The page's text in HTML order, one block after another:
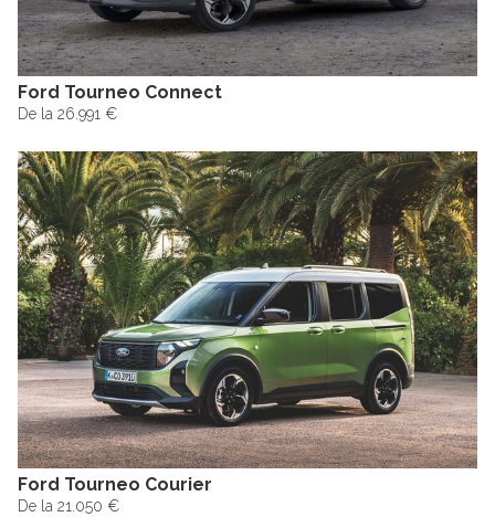
Ford Tourneo Connect
De la 26.991 €
Ford Tourneo Courier
De la 21.050 €